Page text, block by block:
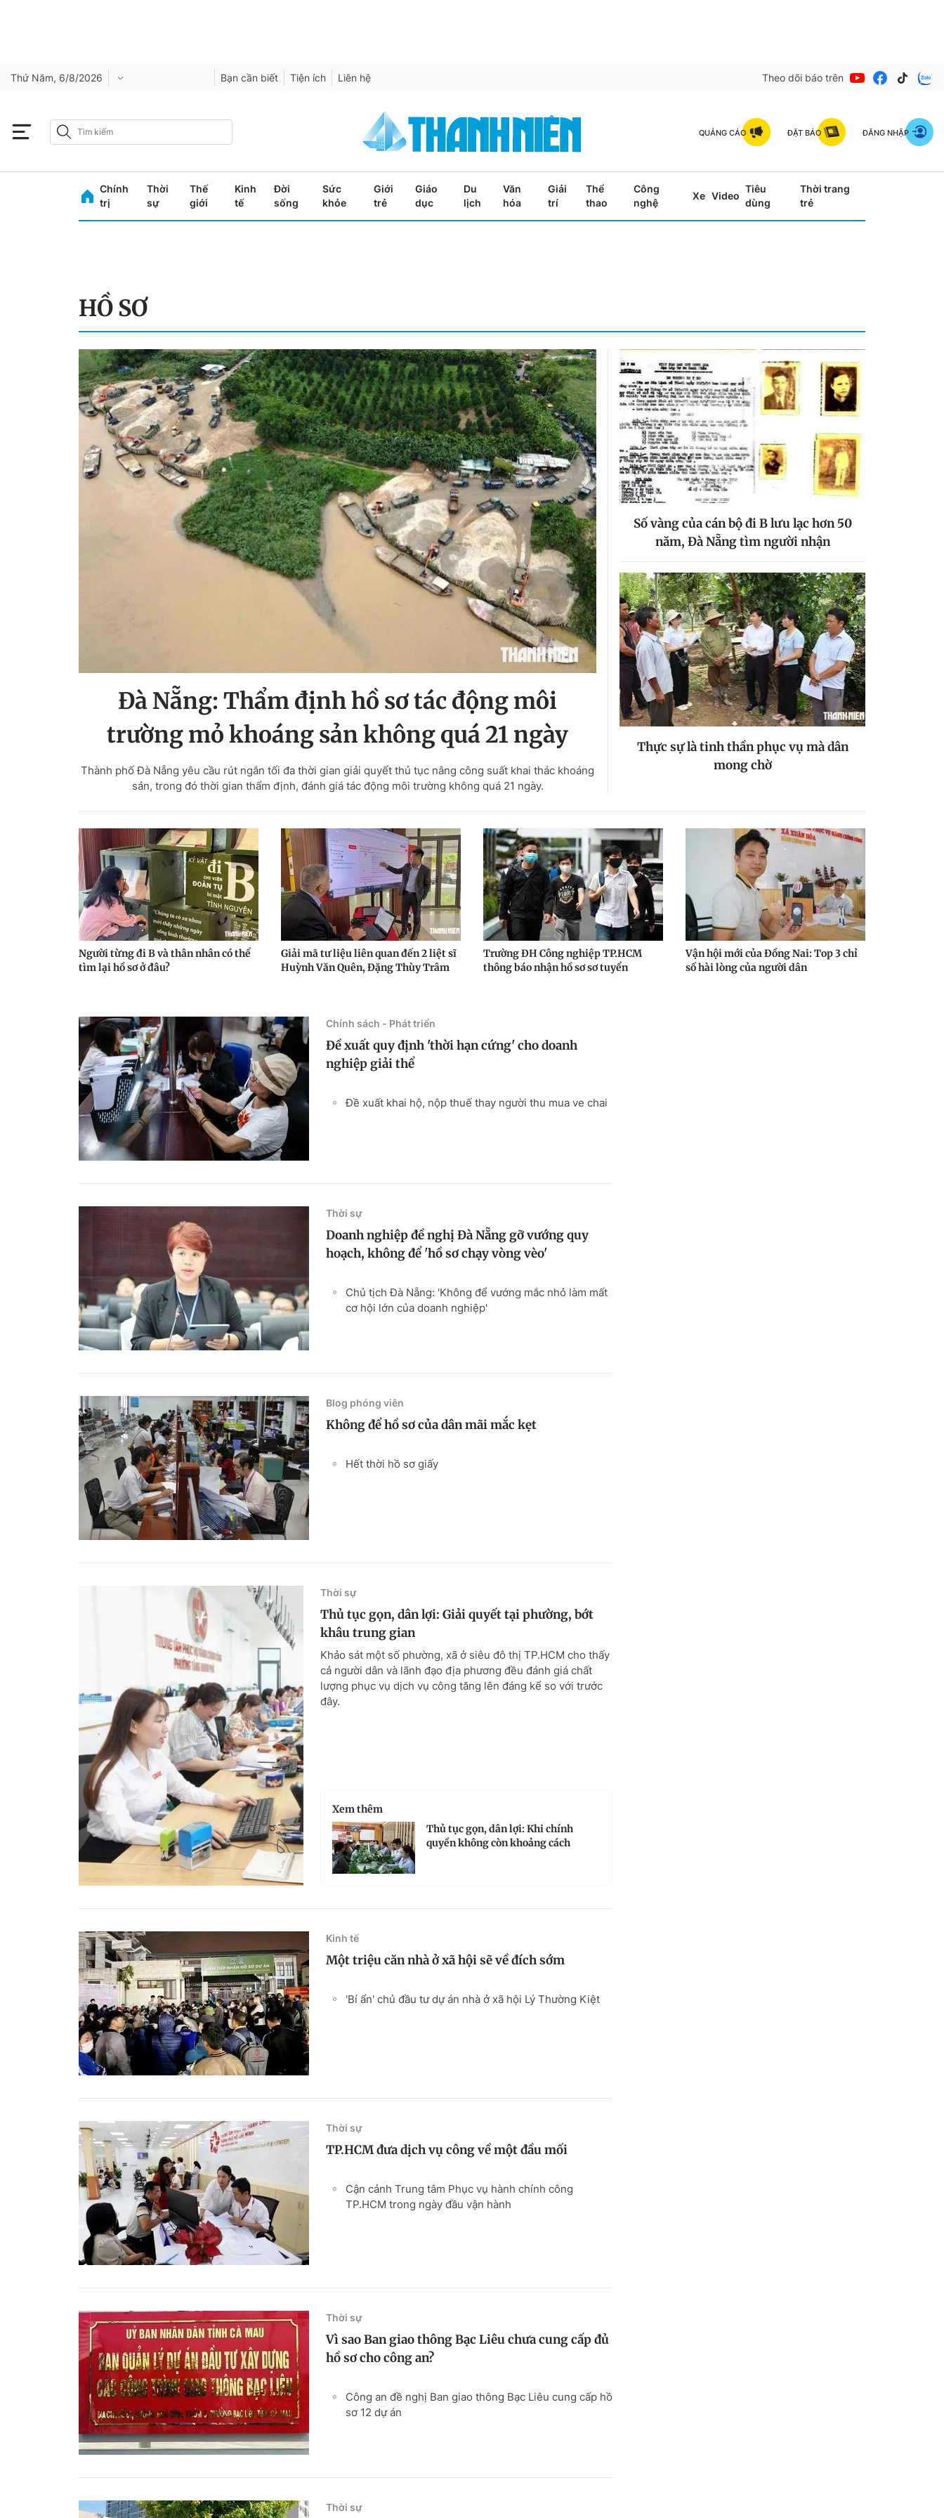
Thứ Năm, 6/8/2026 Bạn cần biết Tiện ích Liên hệ Theo dõi báo trên
QUẢNG CÁO ĐẶT BÁO ĐĂNG NHẬP
Chính
trị
Thời
sự
Thế
giới
Kinh
tế
Đời
sống
Sức
khỏe
Giới
trẻ
Giáo
dục
Du
lịch
Văn
hóa
Giải
trí
Thể
thao
Công
nghệ
Xe Video
Tiêu
dùng
Thời trang
trẻ
HỒ SƠ
Đà Nẵng: Thẩm định hồ sơ tác động môi
trường mỏ khoáng sản không quá 21 ngày
Thành phố Đà Nẵng yêu cầu rút ngắn tối đa thời gian giải quyết thủ tục nâng công suất khai thác khoáng
sản, trong đó thời gian thẩm định, đánh giá tác động môi trường không quá 21 ngày.
Số vàng của cán bộ đi B lưu lạc hơn 50
năm, Đà Nẵng tìm người nhận
Thực sự là tinh thần phục vụ mà dân
mong chờ
Người từng đi B và thân nhân có thể
tìm lại hồ sơ ở đâu?
Giải mã tư liệu liên quan đến 2 liệt sĩ
Huỳnh Văn Quên, Đặng Thùy Trâm
Trường ĐH Công nghiệp TP.HCM
thông báo nhận hồ sơ sơ tuyển
Vận hội mới của Đồng Nai: Top 3 chỉ
số hài lòng của người dân
Chính sách - Phát triển
Đề xuất quy định 'thời hạn cứng' cho doanh
nghiệp giải thể
Đề xuất khai hộ, nộp thuế thay người thu mua ve chai
Thời sự
Doanh nghiệp đề nghị Đà Nẵng gỡ vướng quy
hoạch, không để 'hồ sơ chạy vòng vèo'
Chủ tịch Đà Nẵng: 'Không để vướng mắc nhỏ làm mất
cơ hội lớn của doanh nghiệp'
Blog phóng viên
Không để hồ sơ của dân mãi mắc kẹt
Hết thời hồ sơ giấy
Thời sự
Thủ tục gọn, dân lợi: Giải quyết tại phường, bớt
khâu trung gian
Khảo sát một số phường, xã ở siêu đô thị TP.HCM cho thấy
cả người dân và lãnh đạo địa phương đều đánh giá chất
lượng phục vụ dịch vụ công tăng lên đáng kể so với trước
đây.
Xem thêm
Thủ tục gọn, dân lợi: Khi chính
quyền không còn khoảng cách
Kinh tế
Một triệu căn nhà ở xã hội sẽ về đích sớm
'Bí ẩn' chủ đầu tư dự án nhà ở xã hội Lý Thường Kiệt
Thời sự
TP.HCM đưa dịch vụ công về một đầu mối
Cận cảnh Trung tâm Phục vụ hành chính công
TP.HCM trong ngày đầu vận hành
Thời sự
Vì sao Ban giao thông Bạc Liêu chưa cung cấp đủ
hồ sơ cho công an?
Công an đề nghị Ban giao thông Bạc Liêu cung cấp hồ
sơ 12 dự án
Thời sự